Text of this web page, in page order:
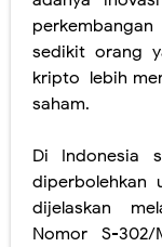
sedikit orang
kripto lebih
saham.
Di Indonesia
diperbolehkan
dijelaskan
Nomor S-302/